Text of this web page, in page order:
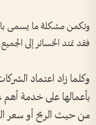
وتكمن مشكلة ما يسمى
فقد تمتد الخسائر إلى
وكلما زاد اعتماد
بأعمالها على خدمة أهم
من حيث الربح أو سعر